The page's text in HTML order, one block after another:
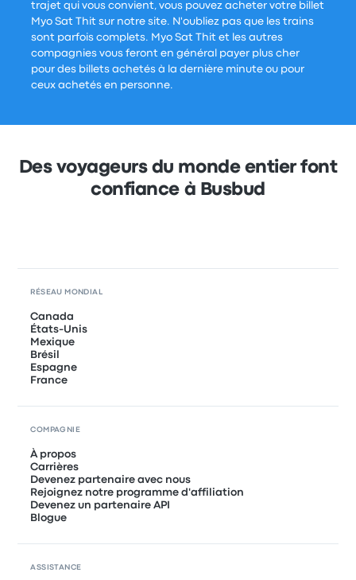
trajet qui vous convient, vous pouvez acheter votre billet
Myo Sat Thit sur notre site. N'oubliez pas que les trains
sont parfois complets. Myo Sat Thit et les autres
compagnies vous feront en général payer plus cher
pour des billets achetés à la dernière minute ou pour
ceux achetés en personne.
Des voyageurs du monde entier font
confiance à Busbud
RÉSEAU MONDIAL
Canada
États-Unis
Mexique
Brésil
Espagne
France
COMPAGNIE
À propos
Carrières
Devenez partenaire avec nous
Rejoignez notre programme d'affiliation
Devenez un partenaire API
Blogue
ASSISTANCE